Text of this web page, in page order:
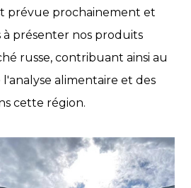
prévue prochainement et
à présenter nos produits
russe, contribuant ainsi au
alimentaire et des
cette région.